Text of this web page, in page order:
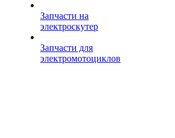
Запчасти на
электроскутер
Запчасти для
электромотоциклов